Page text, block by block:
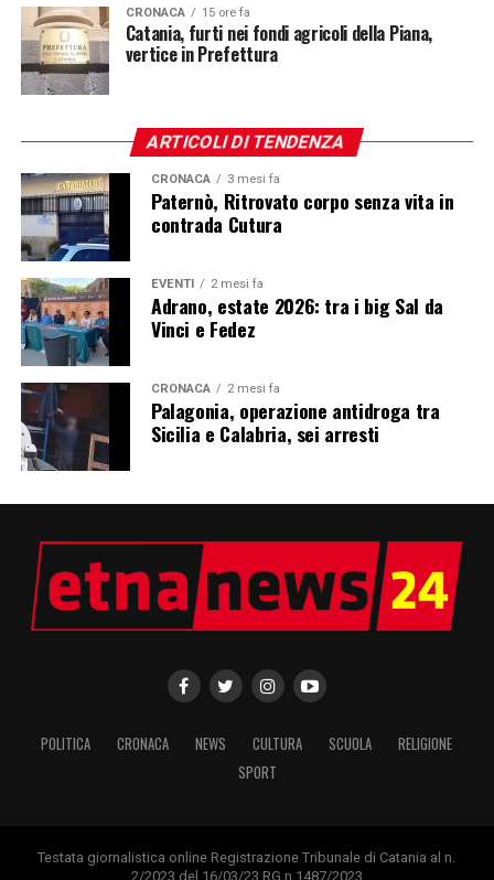
CRONACA 15 ore fa
Catania, furti nei fondi agricoli della Piana,
vertice in Prefettura
ARTICOLI DI TENDENZA
CRONACA 3 mesi fa
Paternò, Ritrovato corpo senza vita in
contrada Cutura
EVENTI 2 mesi fa
Adrano, estate 2026: tra i big Sal da
Vinci e Fedez
CRONACA 2 mesi fa
Palagonia, operazione antidroga tra
Sicilia e Calabria, sei arresti
POLITICA CRONACA NEWS CULTURA SCUOLA
RELIGIONE
SPORT
Testata giornalistica online Registrazione Tribunale di Catania al n.
2/2023 del 16/03/23 RG n.1487/2023